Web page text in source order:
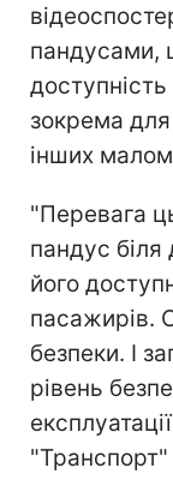
пандусами,
зокрема для
інших
"Перевага
пандус
його
пасажирів.
безпеки. І
рівень